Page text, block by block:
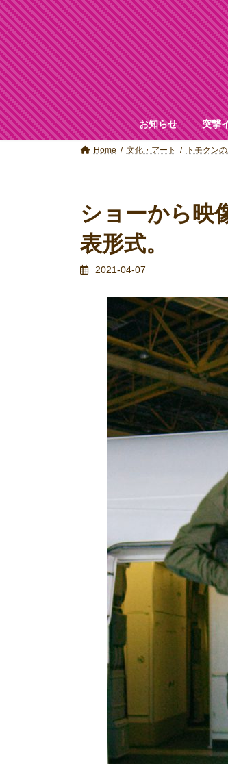
コ
ン
テ
ン
ツ
へ
ス
キ
ッ
プ
ナ
ビ
ゲ
ー
シ
ョ
ン
に
移
動
お知らせ 突撃
Home 文化・アート トモクン
ショーから映
表形式。
2021-04-07